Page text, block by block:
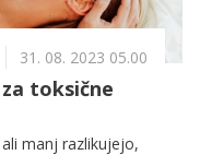
31. 08. 2023 05.00
toksične
manj razlikujejo,